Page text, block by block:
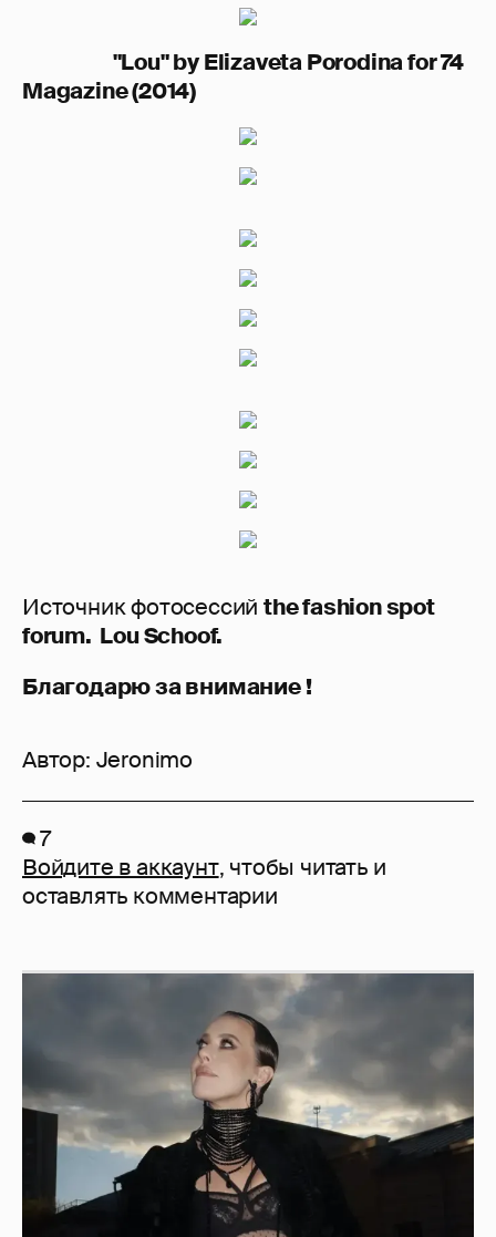
"Lou" by Elizaveta Porodina for 74
Magazine (2014)
Источник фотосессий the fashion spot
forum. Lou Schoof.
Благодарю за внимание !
Автор: Jeronimo
7
Войдите в аккаунт, чтобы читать и
оставлять комментарии